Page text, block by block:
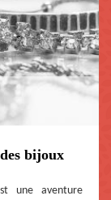
bijoux
une aventure